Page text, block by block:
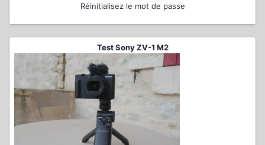
Réinitialisez le mot de passe
Test Sony ZV-1 M2